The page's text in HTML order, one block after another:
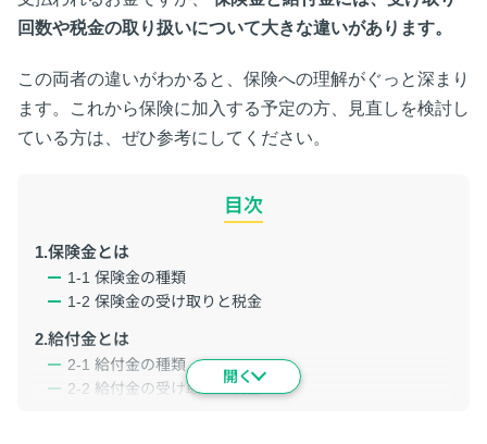
回数や税金の取り扱いについて大きな違いがあります。
この両者の違いがわかると、保険への理解がぐっと深まり
ます。これから保険に加入する予定の方、見直しを検討し
ている方は、ぜひ参考にしてください。
目次
1.保険金とは
1-1 保険金の種類
1-2 保険金の受け取りと税金
2.給付金とは
2-1 給付金の種類
2-2 給付金の受け取りと税金